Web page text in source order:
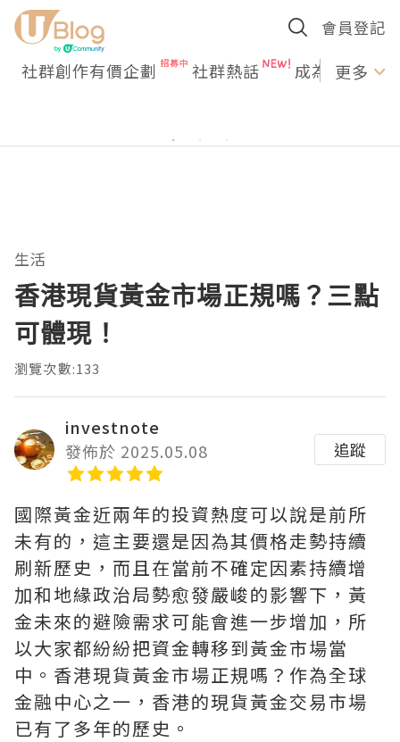
會員登記
社群創作有價企劃 社群熱話 成為U更多
生活
香港現貨黃金市場正規嗎？三點
可體現！
瀏覽次數:133
investnote
發佈於 2025.05.08
追蹤
國際黃金近兩年的投資熱度可以說是前所
未有的，這主要還是因為其價格走勢持續
刷新歷史，而且在當前不確定因素持續增
加和地緣政治局勢愈發嚴峻的影響下，黃
金未來的避險需求可能會進一步增加，所
以大家都紛紛把資金轉移到黃金市場當
中。香港現貨黃金市場正規嗎？作為全球
金融中心之一，香港的現貨黃金交易市場
已有了多年的歷史。